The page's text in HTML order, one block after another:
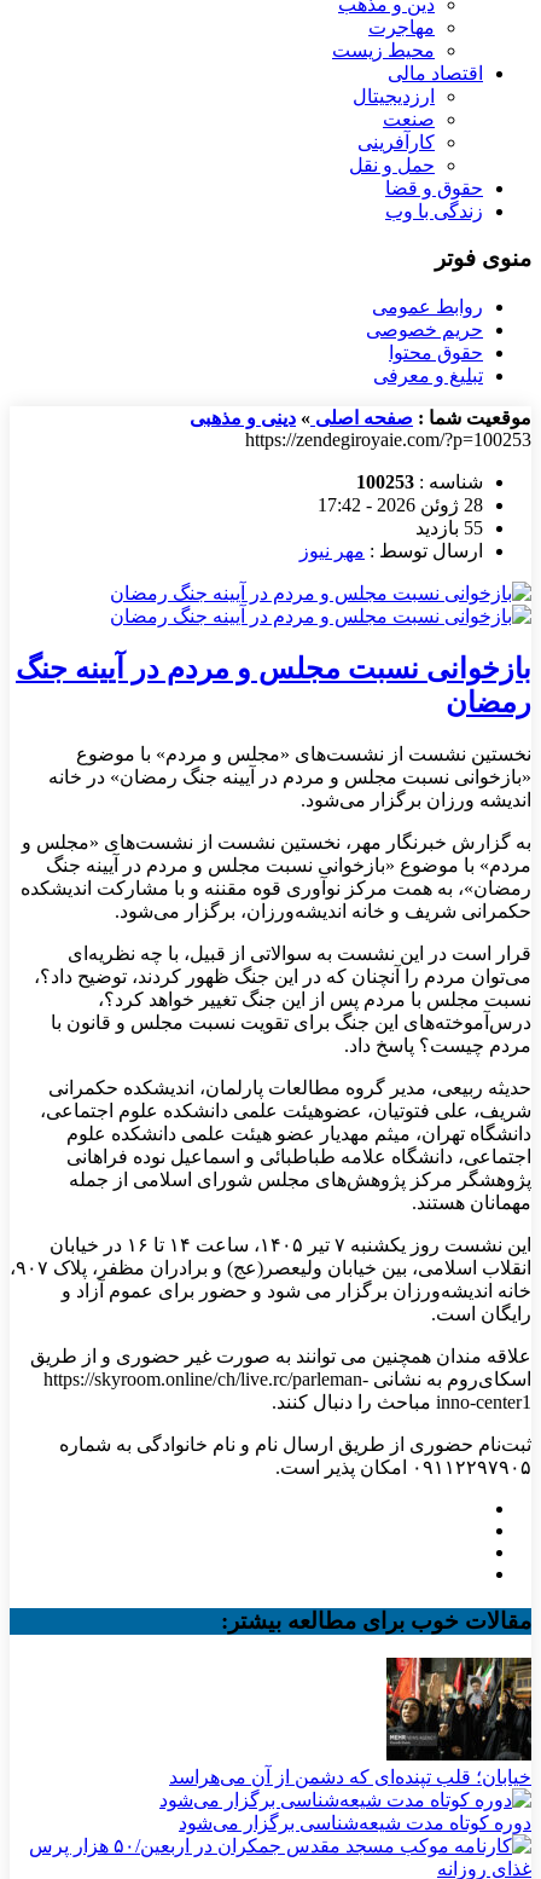
دین و مذهب
مهاجرت
محیط زیست
اقتصاد مالی
ارزدیجیتال
صنعت
کارآفرینی
حمل و نقل
حقوق و قضا
زندگی با وب
منوی فوتر
روابط عمومی
حریم خصوصی
حقوق محتوا
تبلیغ و معرفی
موقعیت شما : صفحه اصلی » دینی و مذهبی
https://zendegiroyaie.com/?p=100253
شناسه : 100253
28 ژوئن 2026 - 17:42
55 بازدید
ارسال توسط : مهر نیوز
بازخوانی نسبت مجلس و مردم در آیینه جنگ
رمضان
نخستین نشست از نشست‌های «مجلس و مردم» با موضوع
«بازخوانی نسبت مجلس و مردم در آیینه جنگ رمضان» در خانه
اندیشه ورزان برگزار می‌شود.
به گزارش خبرنگار مهر، نخستین نشست از نشست‌های «مجلس و
مردم» با موضوع «بازخوانی نسبت مجلس و مردم در آیینه جنگ
رمضان»، به همت مرکز نوآوری قوه مقننه و با مشارکت اندیشکده
حکمرانی شریف و خانه اندیشه‌ورزان، برگزار می‌شود.
قرار است در این نشست به سوالاتی از قبیل، با چه نظریه‌ای
می‌توان مردم را آنچنان که در این جنگ ظهور کردند، توضیح داد؟،
نسبت مجلس با مردم پس از این جنگ تغییر خواهد کرد؟،
درس‌آموخته‌های این جنگ برای تقویت نسبت مجلس و قانون با
مردم چیست؟ پاسخ داد.
حدیثه ربیعی، مدیر گروه مطالعات پارلمان، اندیشکده حکمرانی
شریف، علی فتوتیان، عضوهیئت علمی دانشکده علوم اجتماعی،
دانشگاه تهران، میثم مهدیار عضو هیئت علمی دانشکده علوم
اجتماعی، دانشگاه علامه طباطبائی و اسماعیل نوده فراهانی
پژوهشگر مرکز پژوهش‌های مجلس شورای اسلامی از جمله
مهمانان هستند.
این نشست روز یکشنبه ۷ تیر ۱۴۰۵، ساعت ۱۴ تا ۱۶ در خیابان
انقلاب اسلامی، بین خیابان ولیعصر(عج) و برادران مظفر، پلاک ۹۰۷،
خانه اندیشه‌ورزان برگزار می شود و حضور برای عموم آزاد و
رایگان است.
علاقه مندان همچنین می توانند به صورت غیر حضوری و از طریق
اسکای‌روم به نشانی https://skyroom.online/ch/live.rc/parleman-
inno-center1 مباحث را دنبال کنند.
ثبت‌نام حضوری از طریق ارسال نام و نام خانوادگی به شماره
۰۹۱۱۲۲۹۷۹۰۵ امکان پذیر است.
مقالات خوب برای مطالعه بیشتر:
خیابان؛ قلب تپنده‌ای که دشمن از آن می‌هراسد
دوره کوتاه مدت شیعه‌شناسی برگزار می‌شود